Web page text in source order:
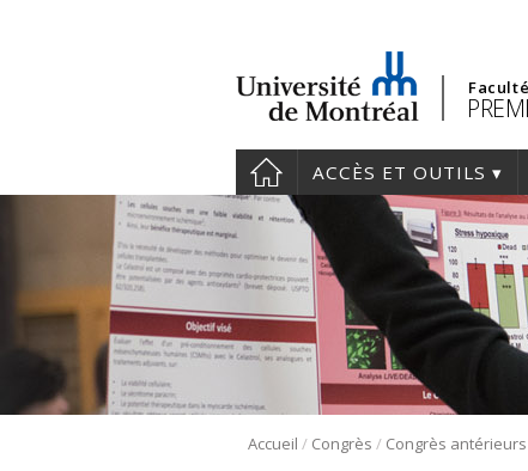
ACCÈS ET OUTILS
Accueil / Congrès / Congrès antérieurs